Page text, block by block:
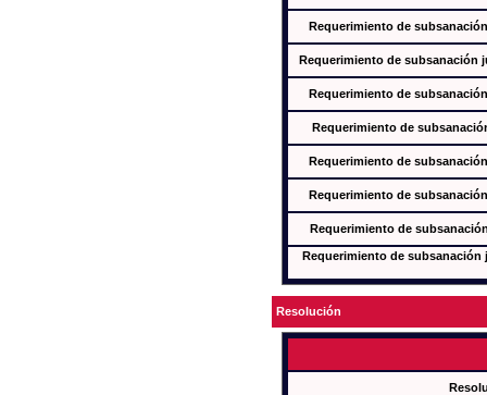
Requerimiento de
Requerimiento de subsanación
Requerimiento de
Requerimiento de
Requerimiento de
Requerimiento de
Requerimiento de
Requerimiento de
Resolución